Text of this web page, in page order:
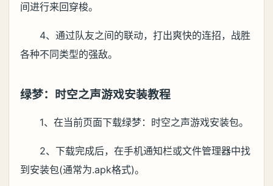
间进行来回穿梭。
4、通过队友之间的联动，打出爽快的连招，战胜
各种不同类型的强敌。
绿梦：时空之声游戏安装教程
1、在当前页面下载绿梦：时空之声游戏安装包。
2、下载完成后，在手机通知栏或文件管理器中找
到安装包(通常为.apk格式)。